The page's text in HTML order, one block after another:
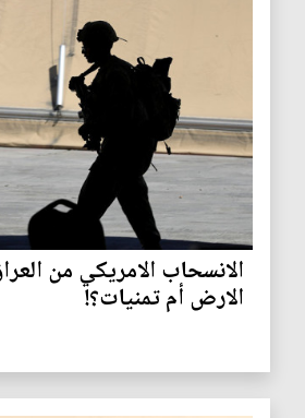
الانسحاب الامريكي من
الارض أم تمنيات؟!